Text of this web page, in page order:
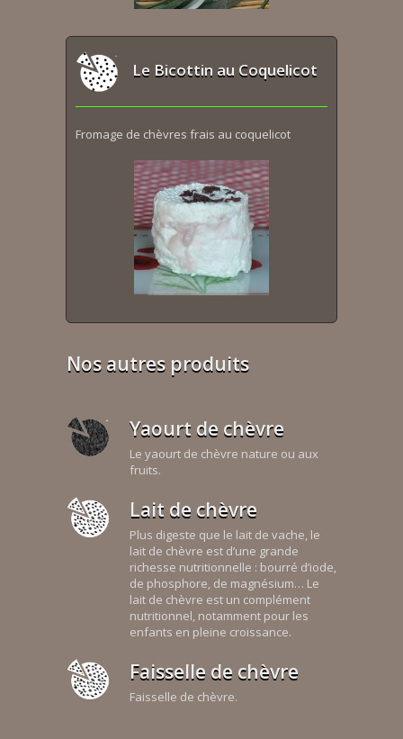
Le Bicottin au Coquelicot
Fromage de chèvres frais au coquelicot
Nos autres produits
Yaourt de chèvre
Le yaourt de chèvre nature ou aux
fruits.
Lait de chèvre
Plus digeste que le lait de vache, le
lait de chèvre est d’une grande
richesse nutritionnelle : bourré d’iode,
de phosphore, de magnésium… Le
lait de chèvre est un complément
nutritionnel, notamment pour les
enfants en pleine croissance.
Faisselle de chèvre
Faisselle de chèvre.